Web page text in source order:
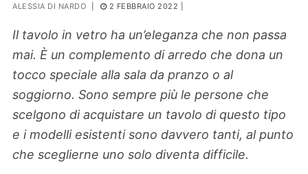
PIANTE
Ortaggio
Search for:
ALESSIA DI NARDO 2 FEBBRAIO 2022
Il tavolo in vetro ha un’eleganza che non passa
mai. È un complemento di arredo che dona un
tocco speciale alla sala da pranzo o al
soggiorno. Sono sempre più le persone che
scelgono di acquistare un tavolo di questo tipo
e i modelli esistenti sono davvero tanti, al punto
che sceglierne uno solo diventa difficile.